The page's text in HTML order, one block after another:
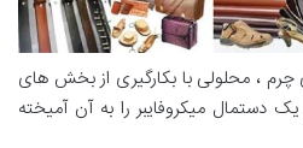
چرم‌ ، محلولی با بکارگیری از بخش های
دستمال میکروفایبر را به آن آمیخته